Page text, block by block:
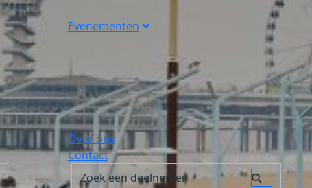
Evenementen
Over ons
Contact